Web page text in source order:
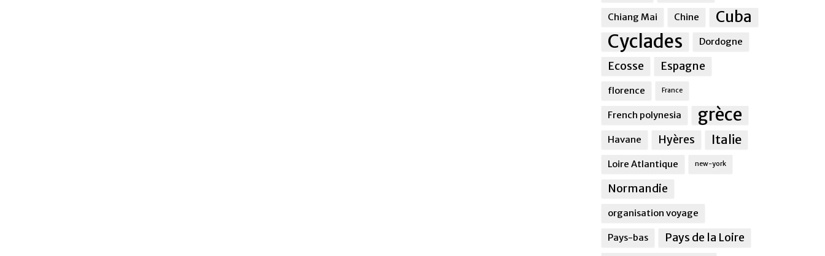
Chiang Mai Chine Cuba
Cyclades Dordogne
Ecosse Espagne
florence France
French polynesia grèce
Havane Hyères Italie
Loire Atlantique new-york
Normandie
organisation voyage
Pays-bas
Pays de la Loire